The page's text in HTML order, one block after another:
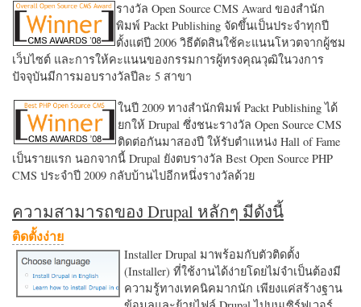
รางวัล Open Source CMS Award ของสำนัก
พิมพ์ Packt Publishing จัดขึ้นเป็นประจำทุกปี
ตั้งแต่ปี 2006 วิธีตัดสินใช้คะแนนโหวตจากผู้ชม
เว็บไซต์ และการให้คะแนนของกรรมการผู้ทรงคุณวุฒิในวงการ
ปัจจุบันมีการมอบรางวัลปีละ 5 สาขา
ในปี 2009 ทางสำนักพิมพ์ Packt Publishing ได้
ยกให้ Drupal ซึ่งชนะรางวัล Open Source CMS
ติดต่อกันมาสองปี ให้รับตำแหน่ง Hall of Fame
เป็นรายแรก นอกจากนี้ Drupal ยังตบรางวัล Best Open Source PHP
CMS ประจำปี 2009 กลับบ้านไปอีกหนึ่งรางวัลด้วย
ความสามารถของ Drupal หลักๆ มีดังนี้
ติดตั้งง่าย
Installer Drupal มาพร้อมกับตัวติดตั้ง
(Installer) ที่ใช้งานได้ง่ายโดยไม่จำเป็นต้องมี
ความรู้ทางเทคนิคมากนัก เพียงแค่สร้างฐาน